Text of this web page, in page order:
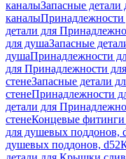
каналыЗапасные
каналыПринадлежности
детали для
для душаЗапасные
душаПринадлежности
для Принадлежности
стенеЗапасные детали
стенеПринадлежности
детали для
стенеКонцевые
для душевых поддонов,
душевых поддонов, d52